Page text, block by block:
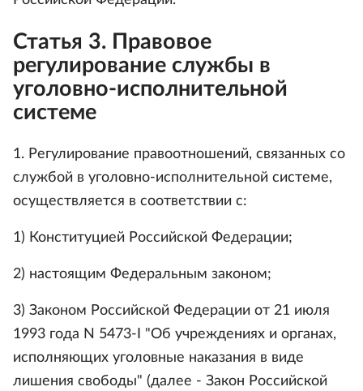
Статья 3. Правовое
регулирование службы в
уголовно-исполнительной
системе
1. Регулирование правоотношений, связанных со
службой в уголовно-исполнительной системе,
осуществляется в соответствии с:
1) Конституцией Российской Федерации;
2) настоящим Федеральным законом;
3) Законом Российской Федерации от 21 июля
1993 года N 5473-I "Об учреждениях и органах,
исполняющих уголовные наказания в виде
лишения свободы" (далее - Закон Российской